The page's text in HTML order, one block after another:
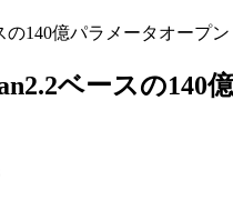
の140億パラメータオー
ベースの